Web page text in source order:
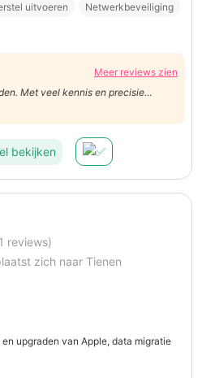
uitvoeren Netwerkbeveiliging
Meer reviews zien
bekijken
reviews)
zich naar Tienen
upgraden van Apple, data migratie